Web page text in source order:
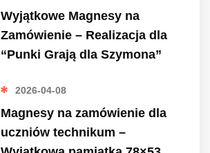
Wyjątkowe Magnesy na
Zamówienie – Realizacja dla
“Punki Grają dla Szymona”
2026-04-08
Magnesy na zamówienie dla
uczniów technikum –